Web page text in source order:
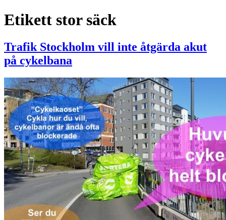
Etikett stor säck
Trafik Stockholm vill inte åtgärda akut
på cykelbana